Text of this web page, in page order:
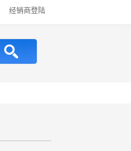
经销商登陆